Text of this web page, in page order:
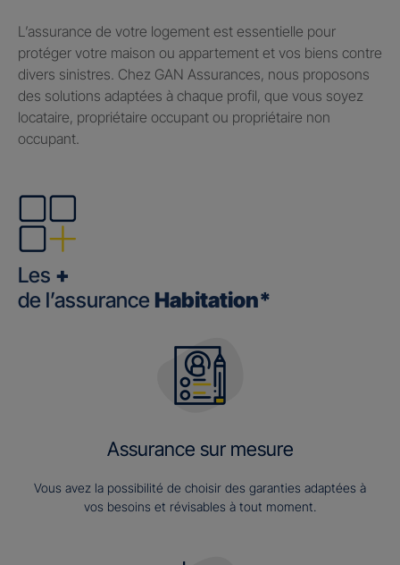
​L’assurance de votre logement est essentielle pour
protéger votre maison ou appartement et vos biens contre
divers sinistres. Chez GAN Assurances, nous proposons
des solutions adaptées à chaque profil, que vous soyez
locataire, propriétaire occupant ou propriétaire non
occupant.
Les +
de l’assurance Habitation*
Assurance sur mesure
Vous avez la possibilité de choisir des garanties adaptées à
vos besoins et révisables à tout moment.